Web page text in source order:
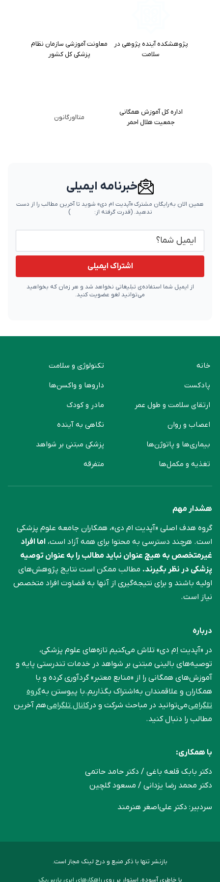
پژوهشکده آینده پژوهی در
سلامت
معاونت آموزشی سازمان نظام
پزشکی کل کشور
اداره کل آموزش همگانی
جمعیت هلال احمر
متااورگانون
خبرنامه ایمیلی
همین الان به‌رایگان مشترک «آپدیت ام دی» شوید تا آخرین مطالب را از دست
ندهید.(قدرت گرفته از: )
اشتراک ایمیلی
از ایمیل شما استفاده‌ی تبلیغاتی نخواهد شد و هر زمان که بخواهید
می‌توانید لغو عضویت کنید.
خانه
پادکست
ارتقای سلامت و طول عمر
اعصاب و روان
بیماری‌ها و پاتوژن‌ها
تغذیه و مکمل‌ها
تکنولوژی و سلامت
دارو‌ها و واکسن‌ها
مادر و کودک
نگاهی به آینده
پزشکی مبتنی بر شواهد
متفرقه
هشدار مهم
گروه هدف اصلی «آپدیت ام دی»، همکاران جامعه علوم ‌پزشکی
است. هرچند دسترسی به محتوا برای همه آزاد است، اما افراد
غیرمتخصص به هیچ عنوان نباید مطالب را به عنوان توصیه
پزشکی در نظر بگیرند. مطالب ممکن است نتایج پژوهش‌های
اولیه باشند و برای نتیجه‌گیری از آنها به قضاوت افراد متخصص
نیاز است.
درباره
در «آپدیت اِم دی» تلاش می‌کنیم تازه‌های علوم پزشکی،
توصیه‌های بالینی مبتنی بر شواهد در خدمات تندرستی پایه و
آموزش‌های همگانی را از «منابع معتبر» گردآوری کرده و با
همکاران و علاقمندان به‌اشتراک بگذاریم.با پیوستن بهگروه
تلگرامیمی‌توانید در مباحث شرکت و درکانال تلگرامیهم آخرین
مطالب را دنبال کنید.
با همکاری:
دکتر بابک قلعه‌ باغی / دکتر حامد حاتمی
دکتر محمد رضا یزدانی / مسعود گلچین
سردبیر: دکتر علی‌اصغر هنرمند
بازنشر تنها با ذکر منبع و درج لینک مجاز است.
با خاطری آسوده، استوار بر روی راهکارهای ابری پارس‌پک